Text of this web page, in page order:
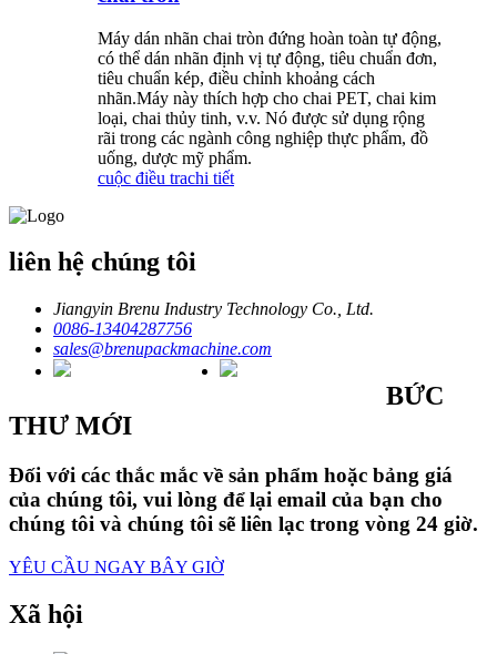
Máy dán nhãn chai tròn đứng hoàn toàn tự động,
có thể dán nhãn định vị tự động, tiêu chuẩn đơn,
tiêu chuẩn kép, điều chỉnh khoảng cách
nhãn.Máy này thích hợp cho chai PET, chai kim
loại, chai thủy tinh, v.v. Nó được sử dụng rộng
rãi trong các ngành công nghiệp thực phẩm, đồ
uống, dược mỹ phẩm.
cuộc điều trachi tiết
liên hệ chúng tôi
Jiangyin Brenu Industry Technology Co., Ltd.
0086-13404287756
sales@brenupackmachine.com
BỨC
THƯ MỚI
Đối với các thắc mắc về sản phẩm hoặc bảng giá
của chúng tôi, vui lòng để lại email của bạn cho
chúng tôi và chúng tôi sẽ liên lạc trong vòng 24 giờ.
YÊU CẦU NGAY BÂY GIỜ
Xã hội